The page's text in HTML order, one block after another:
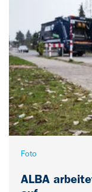
Foto
ALBA